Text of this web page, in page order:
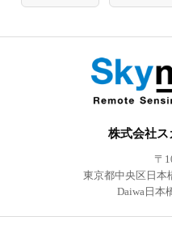
株式会社ス
〒
東京都中央区日本
Daiwa日本